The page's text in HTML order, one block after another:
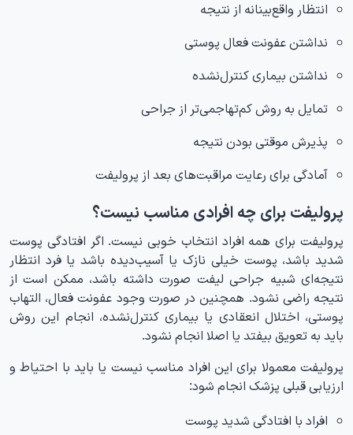
انتظار واقع‌بینانه از نتیجه
نداشتن عفونت فعال پوستی
نداشتن بیماری کنترل‌نشده
تمایل به روش کم‌تهاجمی‌تر از جراحی
پذیرش موقتی بودن نتیجه
آمادگی برای رعایت مراقبت‌های بعد از پرولیفت
پرولیفت برای چه افرادی مناسب نیست؟
پرولیفت برای همه افراد انتخاب خوبی نیست. اگر افتادگی پوست
شدید باشد، پوست خیلی نازک یا آسیب‌دیده باشد یا فرد انتظار
نتیجه‌ای شبیه جراحی لیفت صورت داشته باشد، ممکن است از
نتیجه راضی نشود. همچنین در صورت وجود عفونت فعال، التهاب
پوستی، اختلال انعقادی یا بیماری کنترل‌نشده، انجام این روش
باید به تعویق بیفتد یا اصلا انجام نشود.
پرولیفت معمولا برای این افراد مناسب نیست یا باید با احتیاط و
ارزیابی قبلی پزشک انجام شود:
افراد با افتادگی شدید پوست